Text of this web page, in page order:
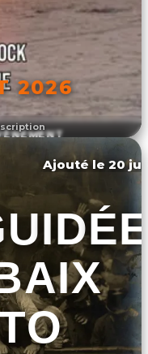
2026
Ajouté le 20